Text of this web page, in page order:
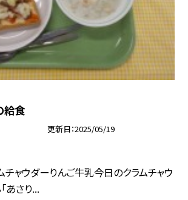
給食
更新日 2025/05/19
チャウダーりんご牛乳今日のクラムチャウ
あさり...